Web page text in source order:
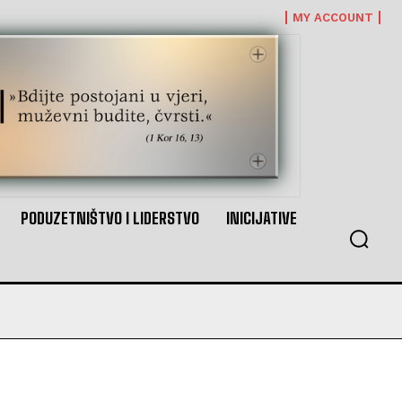
MY ACCOUNT
PODUZETNIŠTVO I LIDERSTVO INICIJATIVE